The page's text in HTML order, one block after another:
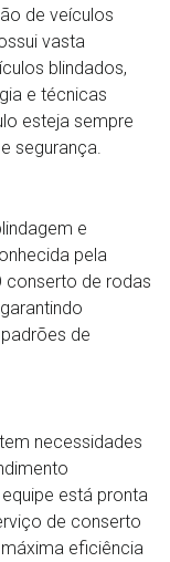
de veículos
vasta
blindados,
e técnicas
esteja sempre
segurança.
e
pela
conserto de rodas
de
necessidades
está pronta
de conserto
eficiência